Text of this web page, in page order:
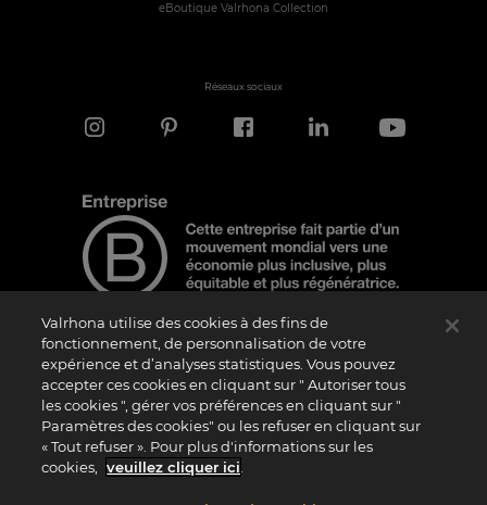
eBoutique Valrhona Collection
Réseaux sociaux
Note d'information
Le logo “Certified B Corporation” est attribué par B Lab, une organisation privée à
but non lucratif, aux entreprises qui, comme la nôtre, ont réalisé avec succès le B
Impact Assessment (“BIA”) et répondent aux exigences de B Lab en matière de
performance sociale et environnementale, de responsabilité et de transparence. Il
est précisé que B Lab n’est pas un organisme d’évaluation de la conformité au sens
du règlement (UE) n° 765/2008, ni un organisme de normalisation national,
Valrhona utilise des cookies à des fins de
fonctionnement, de personnalisation de votre
expérience et d’analyses statistiques. Vous pouvez
accepter ces cookies en cliquant sur " Autoriser tous
les cookies ", gérer vos préférences en cliquant sur "
Paramètres des cookies" ou les refuser en cliquant sur
« Tout refuser ». Pour plus d'informations sur les
cookies,
veuillez cliquer ici